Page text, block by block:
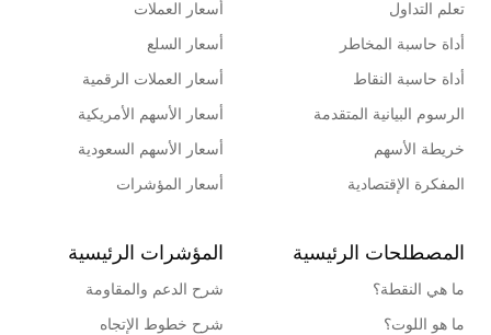
تعلم التداول
أداة حاسبة المخاطر
أداة حاسبة النقاط
الرسوم البيانية المتقدمة
خريطة الأسهم
المفكرة الإقتصادية
أسعار العملات
أسعار السلع
أسعار العملات الرقمية
أسعار الأسهم الأمريكية
أسعار الأسهم السعودية
أسعار المؤشرات
المصطلحات الرئيسية
ما هي النقطة؟
ما هو اللوت؟
المؤشرات الرئيسية
شرح الدعم والمقاومة
شرح خطوط الإتجاه